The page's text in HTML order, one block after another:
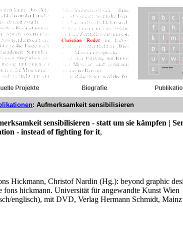
: Aufmerksamkeit sensibilisieren
sensibilisieren - statt um sie kämpfen |
- instead of fighting for it,
Hickmann, Christof Nardin (Hg.): beyond graphic
fons hickmann. Universität für angewandte Kunst Wien
englisch), mit DVD, Verlag Hermann Schmidt,